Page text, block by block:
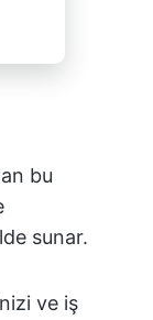
bu
sunar.
ve iş